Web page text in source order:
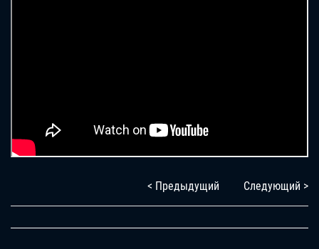
< Предыдущий Следующий >